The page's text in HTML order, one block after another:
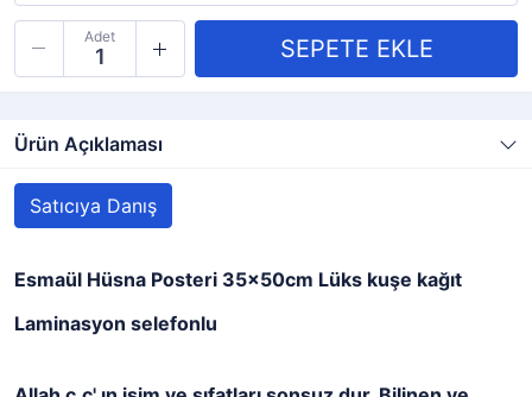
Adet
Ürün Açıklaması
Satıcıya Danış
Esmaül Hüsna Posteri 35x50cm Lüks kuşe kağıt
Laminasyon selefonlu